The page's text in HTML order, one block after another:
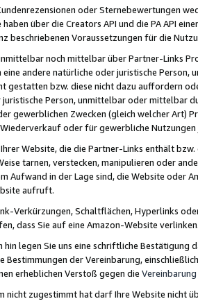
oder Sternebewertungen
haben über die Creators API und die PA API
beschriebenen Voraussetzungen für die
noch mittelbar über Partner-Links
andere natürliche oder juristische
gestatten bzw. diese nicht dazu auffordern
Person, unmittelbar oder mittelbar
gewerblichen Zwecken (gleich welcher Art)
oder für gewerbliche
Ihrer Website, die die Partner-Links enthält
tarnen, verstecken, manipulieren oder
Aufwand in der Lage sind, die Website oder
aufruft.
Verkürzungen, Schaltflächen, Hyperlinks
dass Sie auf eine Amazon-Website
hin legen Sie uns eine schriftliche
Bestimmungen der Vereinbarung,
erheblichen Verstoß gegen die Vereinbarung
nicht zugestimmt hat darf Ihre Website nicht